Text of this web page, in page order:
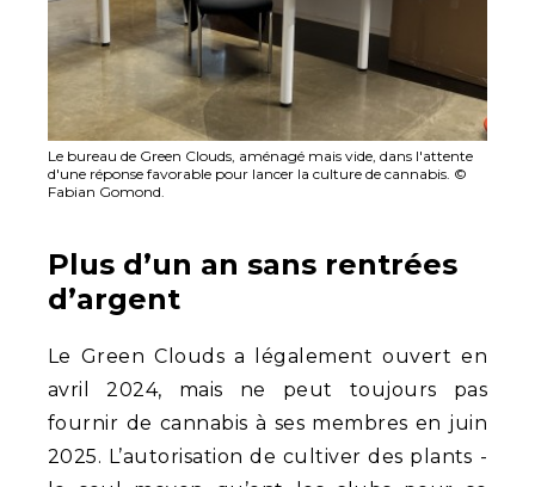
Le bureau de Green Clouds, aménagé mais vide, dans l'attente
d'une réponse favorable pour lancer la culture de cannabis. ©
Fabian Gomond.
Plus d’un an sans rentrées
d’argent
Le Green Clouds a légalement ouvert en
avril 2024, mais ne peut toujours pas
fournir de cannabis à ses membres en juin
2025. L’autorisation de cultiver des plants -